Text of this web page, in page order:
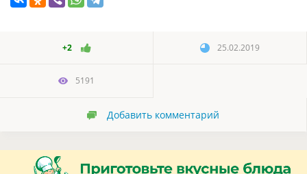
+2 25.02.2019
5191
Добавить комментарий